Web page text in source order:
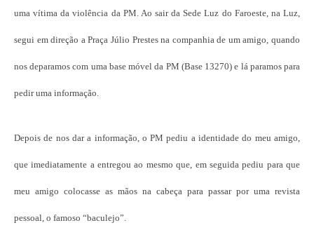
uma vítima da violência da PM. Ao sair da Sede Luz do Faroeste, na Luz,
segui em direção a Praça Júlio Prestes na companhia de um amigo, quando
nos deparamos com uma base móvel da PM (Base 13270) e lá paramos para
pedir uma informação.
Depois de nos dar a informação, o PM pediu a identidade do meu amigo,
que imediatamente a entregou ao mesmo que, em seguida pediu para que
meu amigo colocasse as mãos na cabeça para passar por uma revista
pessoal, o famoso “baculejo”.